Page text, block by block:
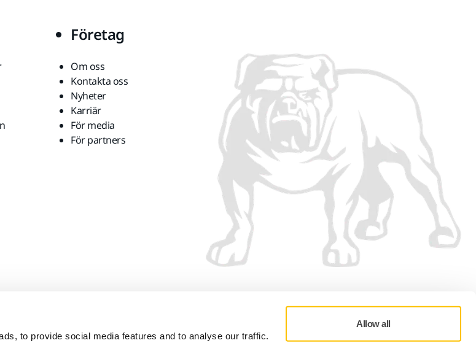
to provide social media features and to analyse our traffic.
Allow all
Företag
Om oss
Kontakta oss
Nyheter
Karriär
För media
För partners